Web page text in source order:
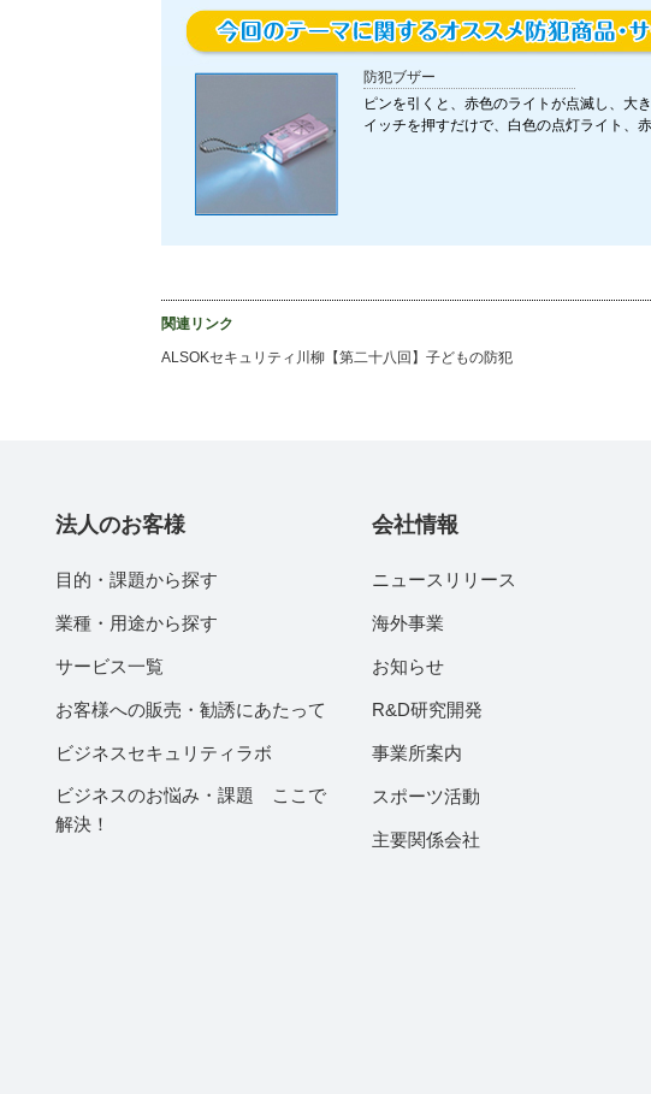
防犯ブザー
ピンを引くと、赤色のライトが点滅し、大
イッチを押すだけで、白色の点灯ライト、
関連リンク
ALSOKセキュリティ川柳【第二十八回】子どもの防犯
法人のお客様
目的・課題から探す
業種・用途から探す
サービス一覧
お客様への販売・勧誘にあたって
ビジネスセキュリティラボ
ビジネスのお悩み・課題 ここで
解決！
会社情報
ニュースリリース
海外事業
お知らせ
R&D研究開発
事業所案内
スポーツ活動
主要関係会社